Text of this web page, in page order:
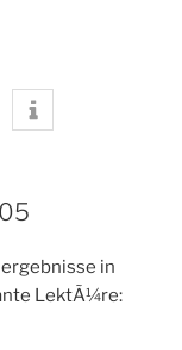
in
LektÃ¼re: